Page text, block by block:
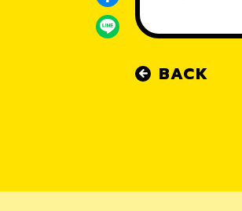
BACK